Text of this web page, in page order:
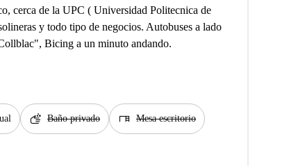
cerca de la UPC ( Universidad Politecnica de
y todo tipo de negocios. Autobuses a lado
Bicing a un minuto andando.
soap Baño privado desk Mesa escritorio